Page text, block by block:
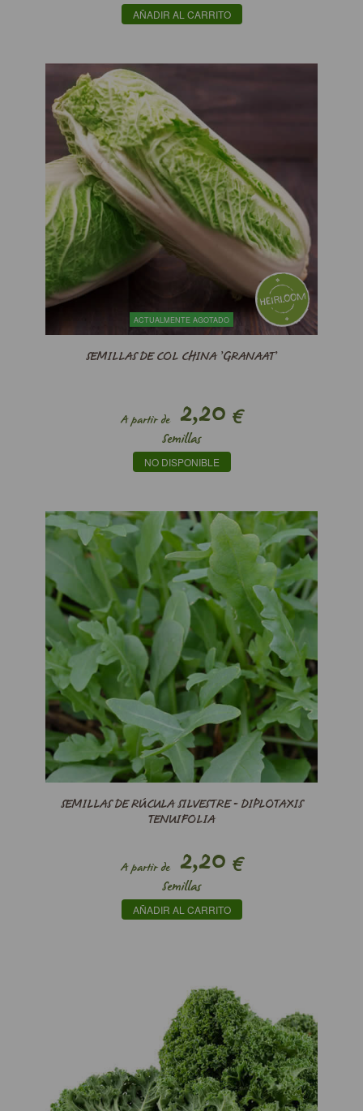
AÑADIR AL CARRITO
ACTUALMENTE AGOTADO
SEMILLAS DE COL CHINA ’GRANAAT’
A partir de2,20 €
Semillas
NO DISPONIBLE
SEMILLAS DE RÚCULA SILVESTRE - DIPLOTAXIS
TENUIFOLIA
A partir de2,20 €
Semillas
AÑADIR AL CARRITO